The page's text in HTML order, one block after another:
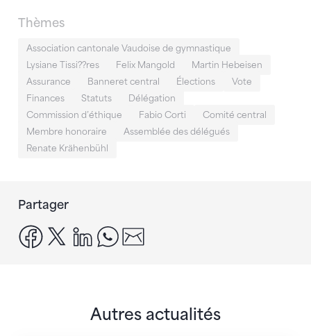
Thèmes
Association cantonale Vaudoise de gymnastique
Lysiane Tissi??res
Felix Mangold
Martin Hebeisen
Assurance
Banneret central Élections
Vote
Finances
Statuts
Délégation
Commission d’éthique
Fabio Corti
Comité central
Membre honoraire
Assemblée des délégués
Renate Krähenbühl
Partager
facebook
x linkedinwhatsapp
Autres actualités